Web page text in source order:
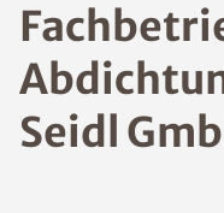
Seidl